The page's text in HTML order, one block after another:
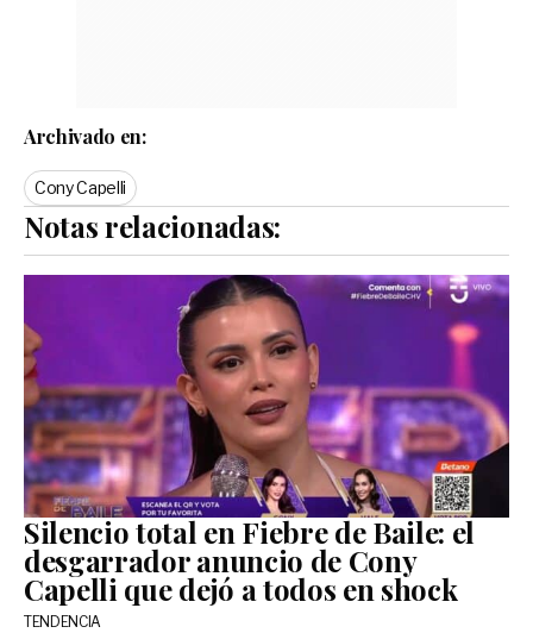
Archivado en:
Cony Capelli
Notas relacionadas:
Silencio total en Fiebre de Baile: el
desgarrador anuncio de Cony
Capelli que dejó a todos en shock
TENDENCIA